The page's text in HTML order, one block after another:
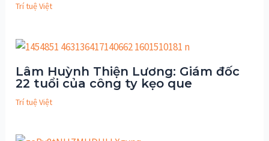
Trí tuệ Việt
Lâm Huỳnh Thiện Lương: Giám đốc
22 tuổi của công ty kẹo que
Trí tuệ Việt